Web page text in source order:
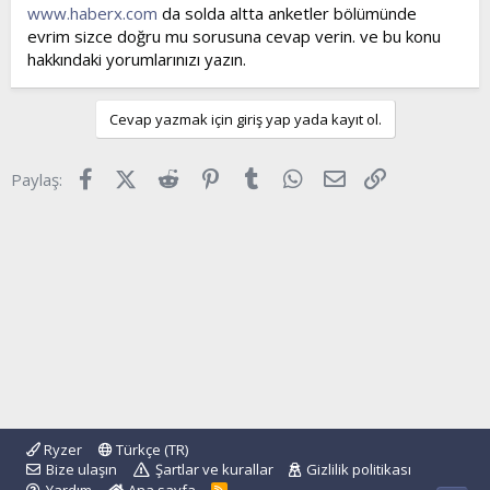
l
t
a
n
a
h
i
www.haberx.com da solda altta anketler bölümünde
evrim sizce doğru mu sorusuna cevap verin. ve bu konu
hakkındaki yorumlarınızı yazın.
Cevap yazmak için giriş yap yada kayıt ol.
Paylaş: FacebookX (Twitter)
Reddit Pinterest
Tumblr WhatsApp
E-posta
Ryzer
Türkçe (TR)
Bize ulaşın
Şartlar ve kurallar
Gizlilik politikası